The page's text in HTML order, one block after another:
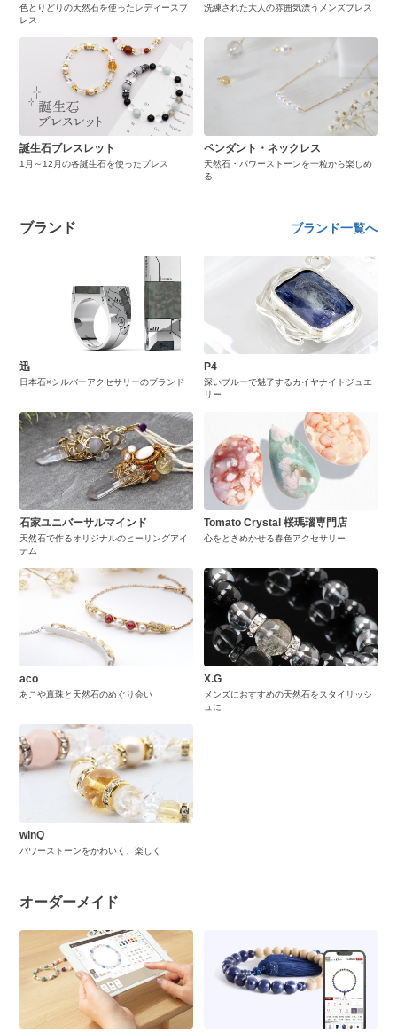
色とりどりの天然石を使ったレディースブ
レス
洗練された大人の雰囲気漂うメンズブレス
誕生石ブレスレット
1月～12月の各誕生石を使ったブレス
ペンダント・ネックレス
天然石・パワーストーンを一粒から楽しめ
る
ブランド ブランド一覧へ
迅
日本石×シルバーアクセサリーのブランド
P4
深いブルーで魅了するカイヤナイトジュエ
リー
石家ユニバーサルマインド
天然石で作るオリジナルのヒーリングアイ
テム
Tomato Crystal 桜瑪瑙専門店
心をときめかせる春色アクセサリー
aco
あこや真珠と天然石のめぐり会い
X.G
メンズにおすすめの天然石をスタイリッシ
ュに
winQ
パワーストーンをかわいく、楽しく
オーダーメイド